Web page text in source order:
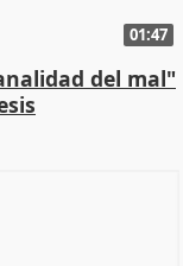
01:47
del mal"